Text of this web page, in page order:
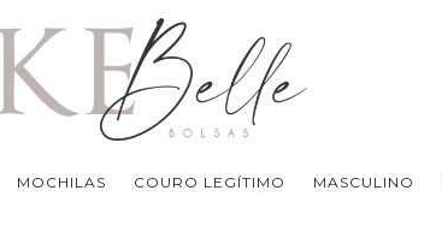
MOCHILAS COURO LEGÍTIMO MASCULINO